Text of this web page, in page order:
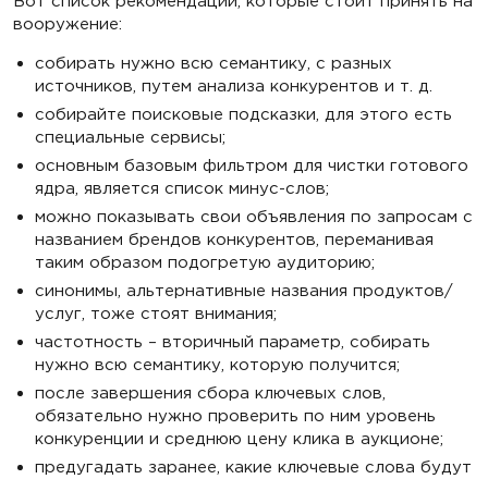
вооружение:
собирать нужно всю семантику, с разных
источников, путем анализа конкурентов и т. д.
собирайте поисковые подсказки, для этого есть
специальные сервисы;
основным базовым фильтром для чистки готового
ядра, является список минус-слов;
можно показывать свои объявления по запросам с
названием брендов конкурентов, переманивая
таким образом подогретую аудиторию;
синонимы, альтернативные названия продуктов/
услуг, тоже стоят внимания;
частотность – вторичный параметр, собирать
нужно всю семантику, которую получится;
после завершения сбора ключевых слов,
обязательно нужно проверить по ним уровень
конкуренции и среднюю цену клика в аукционе;
предугадать заранее, какие ключевые слова будут